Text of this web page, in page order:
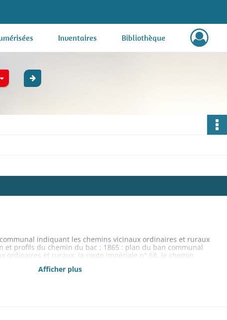
Inventaires Bibliothèque
indiquant les chemins vicinaux ordinaires et ruraux
et profils du chemin du bac ; 1865 : plan du ban communal
ordinaires et ruraux, la route impériale n° 68, le chemin
vicinaux ordinaires et ruraux, et la route impériale n° 68
Afficher plus